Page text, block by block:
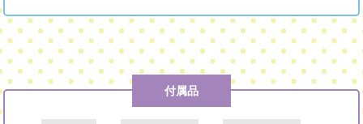
付属品